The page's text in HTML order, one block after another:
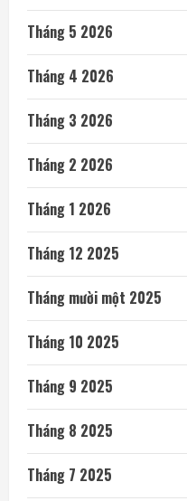
Tháng 5 2026
Tháng 4 2026
Tháng 3 2026
Tháng 2 2026
Tháng 1 2026
Tháng 12 2025
Tháng mười một 2025
Tháng 10 2025
Tháng 9 2025
Tháng 8 2025
Tháng 7 2025